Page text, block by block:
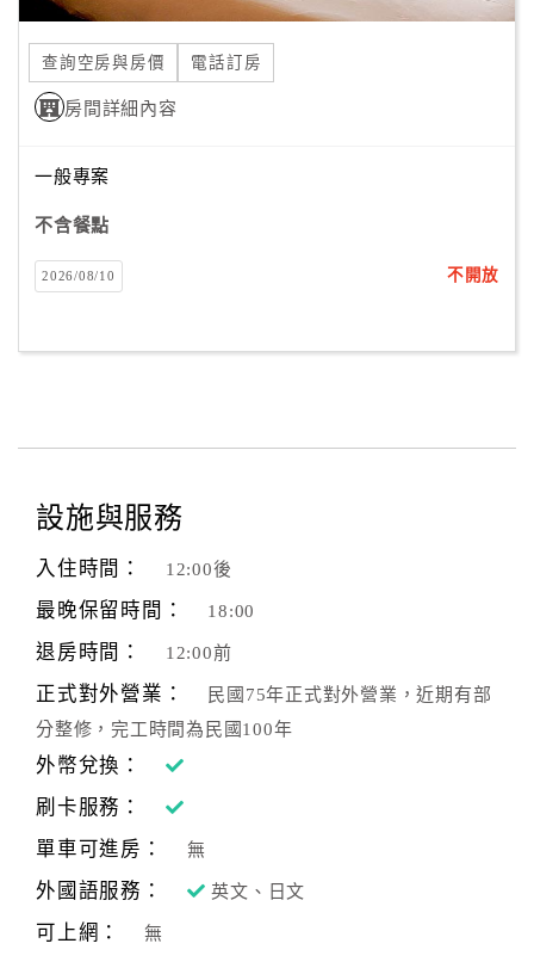
合
作
提
案
店
作
作
旅
伴
劃
商
品
宣
查詢空房與房價 電話訂房
房間詳細內容
一般專案
不含餐點
2026/08/10 不開放
設施與服務
入住時間： 12:00後
最晚保留時間： 18:00
退房時間： 12:00前
正式對外營業：
民國75年正式對外營業，近期有部
分整修，完工時間為民國100年
外幣兌換：
刷卡服務：
單車可進房：
無
外國語服務： 英文、日文
可上網： 無